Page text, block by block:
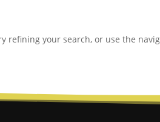
refining your search, or use the